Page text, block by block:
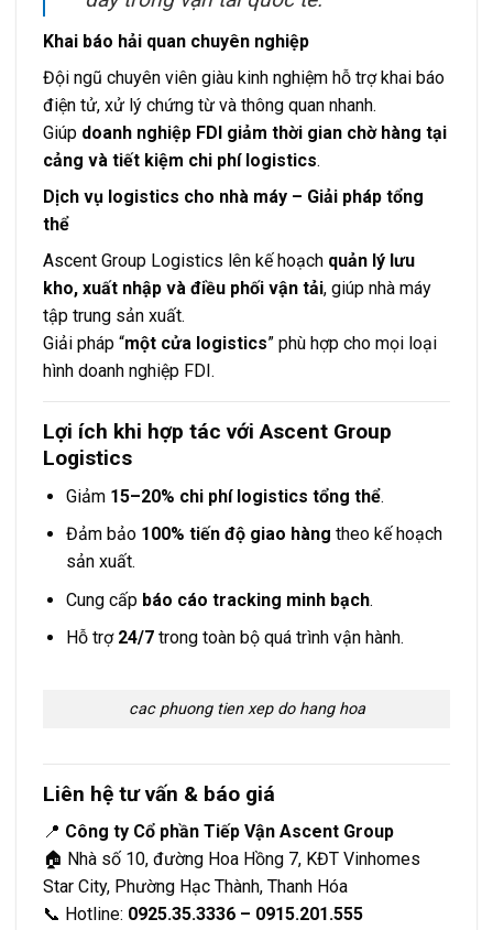
Khai báo hải quan chuyên nghiệp
Đội ngũ chuyên viên giàu kinh nghiệm hỗ trợ khai báo
điện tử, xử lý chứng từ và thông quan nhanh.
Giúp doanh nghiệp FDI giảm thời gian chờ hàng tại
cảng và tiết kiệm chi phí logistics.
Dịch vụ logistics cho nhà máy – Giải pháp tổng
thể
Ascent Group Logistics lên kế hoạch quản lý lưu
kho, xuất nhập và điều phối vận tải, giúp nhà máy
tập trung sản xuất.
Giải pháp “một cửa logistics” phù hợp cho mọi loại
hình doanh nghiệp FDI.
Lợi ích khi hợp tác với Ascent Group
Logistics
Giảm 15–20% chi phí logistics tổng thể.
Đảm bảo 100% tiến độ giao hàng theo kế hoạch
sản xuất.
Cung cấp báo cáo tracking minh bạch.
Hỗ trợ 24/7trong toàn bộ quá trình vận hành.
cac phuong tien xep do hang hoa
Liên hệ tư vấn & báo giá
📍 Công ty Cổ phần Tiếp Vận Ascent Group
🏠 Nhà số 10, đường Hoa Hồng 7, KĐT Vinhomes
Star City, Phường Hạc Thành, Thanh Hóa
📞 Hotline: 0925.35.3336 – 0915.201.555